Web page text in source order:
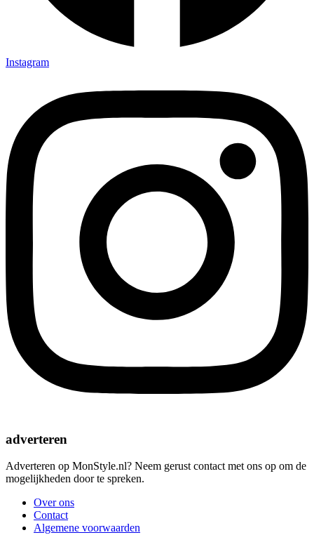
Instagram
adverteren
Adverteren op MonStyle.nl? Neem gerust contact met ons op om de
mogelijkheden door te spreken.
Over ons
Contact
Algemene voorwaarden